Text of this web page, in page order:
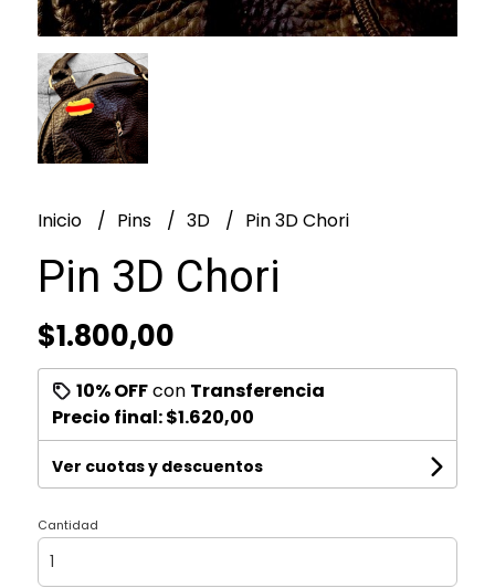
Inicio Pins 3D Pin 3D Chori
Pin 3D Chori
$1.800,00
10% OFFcon Transferencia
Precio final:$1.620,00
Ver cuotas y descuentos
Cantidad